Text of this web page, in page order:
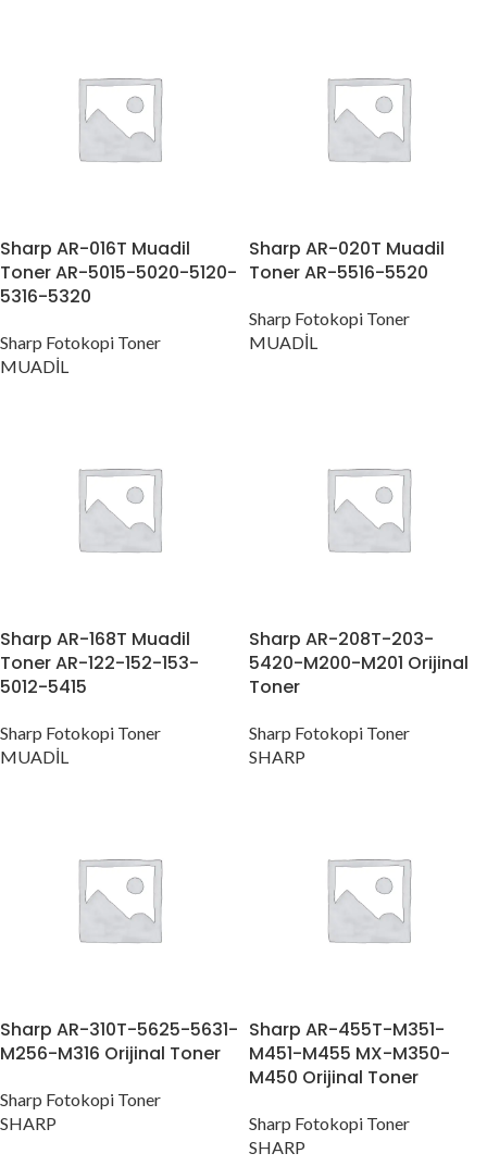
Sharp AR-016T Muadil
Toner AR-5015-5020-5120-
5316-5320
Sharp Fotokopi Toner
MUADİL
Sharp AR-020T Muadil
Toner AR-5516-5520
Sharp Fotokopi Toner
MUADİL
Sharp AR-168T Muadil
Toner AR-122-152-153-
5012-5415
Sharp Fotokopi Toner
MUADİL
Sharp AR-208T-203-
5420-M200-M201 Orijinal
Toner
Sharp Fotokopi Toner
SHARP
Sharp AR-310T-5625-5631-
M256-M316 Orijinal Toner
Sharp Fotokopi Toner
SHARP
Sharp AR-455T-M351-
M451-M455 MX-M350-
M450 Orijinal Toner
Sharp Fotokopi Toner
SHARP